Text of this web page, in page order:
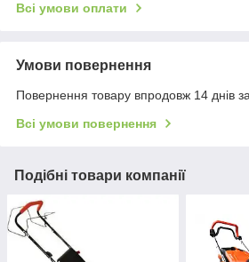
Всі умови оплати
Умови повернення
Повернення товару впродовж 14 днів
Всі умови повернення
Подібні товари компанії